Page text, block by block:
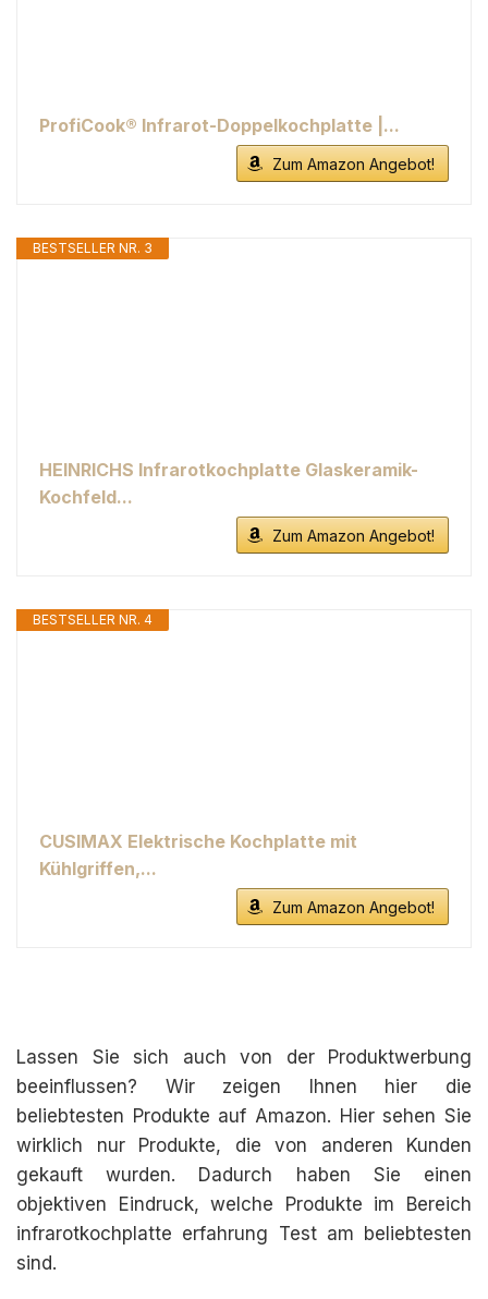
ProfiCook® Infrarot-Doppelkochplatte |...
Zum Amazon Angebot!
BESTSELLER NR. 3
HEINRICHS Infrarotkochplatte Glaskeramik-
Kochfeld...
Zum Amazon Angebot!
BESTSELLER NR. 4
CUSIMAX Elektrische Kochplatte mit
Kühlgriffen,...
Zum Amazon Angebot!
Lassen Sie sich auch von der Produktwerbung
beeinflussen? Wir zeigen Ihnen hier die
beliebtesten Produkte auf Amazon. Hier sehen Sie
wirklich nur Produkte, die von anderen Kunden
gekauft wurden. Dadurch haben Sie einen
objektiven Eindruck, welche Produkte im Bereich
infrarotkochplatte erfahrung Test am beliebtesten
sind.